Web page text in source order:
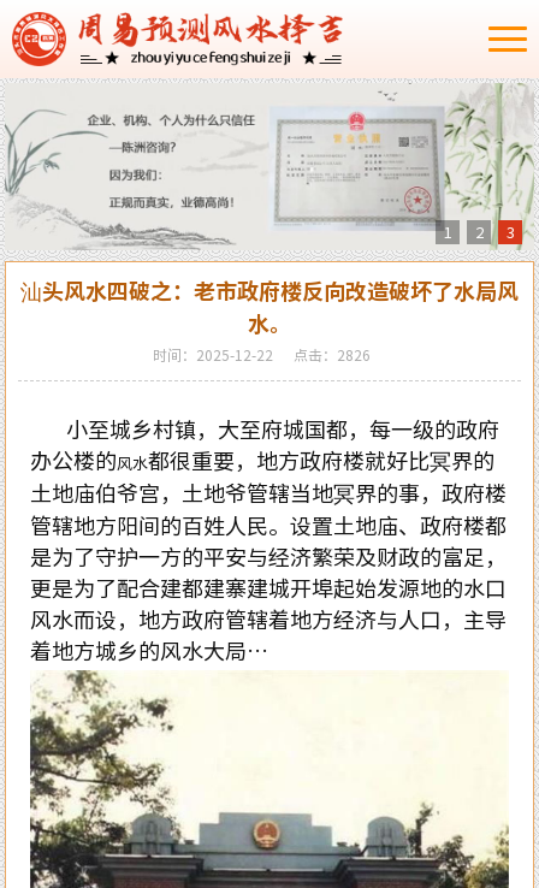
1 2 3
汕头风水四破之：老市政府楼反向改造破坏了水局风
水。
时间：2025-12-22 点击：2826
小至城乡村镇，大至府城国都，每一级的政府
办公楼的风水都很重要，地方政府楼就好比冥界的
土地庙伯爷宫，土地爷管辖当地冥界的事，政府楼
管辖地方阳间的百姓人民。设置土地庙、政府楼都
是为了守护一方的平安与经济繁荣及财政的富足，
更是为了配合建都建寨建城开埠起始发源地的水口
风水而设，地方政府管辖着地方经济与人口，主导
着地方城乡的风水大局…